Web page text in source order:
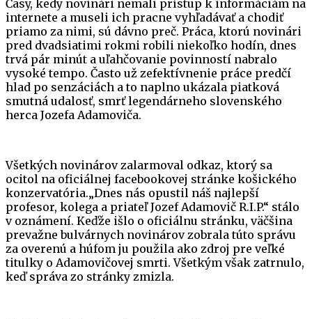
Časy, kedy novinári nemali prístup k informáciám na
internete a museli ich pracne vyhľadávať a chodiť
priamo za nimi, sú dávno preč. Práca, ktorú novinári
pred dvadsiatimi rokmi robili niekoľko hodín, dnes
trvá pár minút a uľahčovanie povinností nabralo
vysoké tempo. Často už zefektívnenie práce predčí
hlad po senzáciách a to naplno ukázala piatková
smutná udalosť, smrť legendárneho slovenského
herca Jozefa Adamoviča.
Všetkých novinárov zalarmoval odkaz, ktorý sa
ocitol na oficiálnej facebookovej stránke košického
konzervatória.„Dnes nás opustil náš najlepší
profesor, kolega a priateľ Jozef Adamovič R.I.P.“ stálo
v oznámení. Keďže išlo o oficiálnu stránku, väčšina
prevažne bulvárnych novinárov zobrala túto správu
za overenú a húfom ju použila ako zdroj pre veľké
titulky o Adamovičovej smrti. Všetkým však zatrnulo,
keď správa zo stránky zmizla.